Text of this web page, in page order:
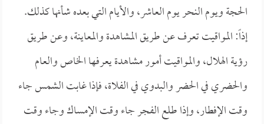
الحجة ويوم النحر يوم العاشر، والأيام التي بعده شأنها كذلك.
إذاً: المواقيت تعرف عن طريق المشاهدة والمعاينة، وعن طريق
رؤية الهلال، والمواقيت أمور مشاهدة يعرفها الخاص والعام
والحضري في الحضر والبدوي في الفلاة، فإذا غابت الشمس جاء
وقت الإفطار، وإذا طلع الفجر جاء وقت الإمساك وجاء وقت